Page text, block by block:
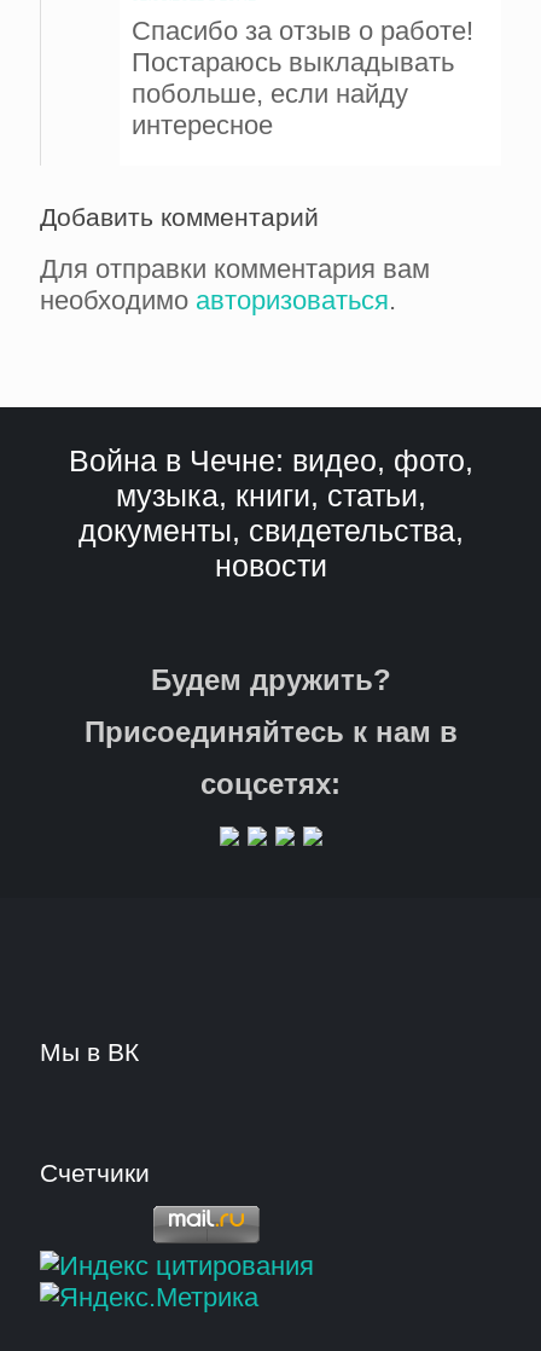
Спасибо за отзыв о работе!
Постараюсь выкладывать
побольше, если найду
интересное
Добавить комментарий
Для отправки комментария вам
необходимо авторизоваться.
Война в Чечне: видео, фото,
музыка, книги, статьи,
документы, свидетельства,
новости
Будем дружить?
Присоединяйтесь к нам в
соцсетях:
Мы в ВК
Счетчики